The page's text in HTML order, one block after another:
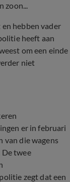
zoon...
hebben vader
heeft aan
om een einde
niet
er in februari
van die wagens
De twee
zegt dat een